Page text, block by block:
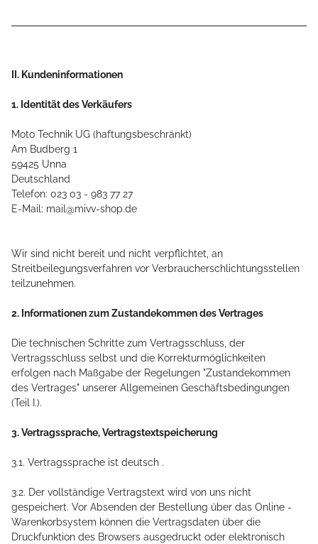
II. Kundeninformationen
1. Identität des Verkäufers
Moto Technik UG (haftungsbeschränkt)
Am Budberg 1
59425 Unna
Deutschland
Telefon: 023 03 - 983 77 27
E-Mail: mail@mivv-shop.de
Wir sind nicht bereit und nicht verpflichtet, an
Streitbeilegungsverfahren vor Verbraucherschlichtungsstellen
teilzunehmen.
2. Informationen zum Zustandekommen des Vertrages
Die technischen Schritte zum Vertragsschluss, der
Vertragsschluss selbst und die Korrekturmöglichkeiten
erfolgen nach Maßgabe der Regelungen "Zustandekommen
des Vertrages" unserer Allgemeinen Geschäftsbedingungen
(Teil I.).
3. Vertragssprache, Vertragstextspeicherung
3.1. Vertragssprache ist deutsch .
3.2. Der vollständige Vertragstext wird von uns nicht
gespeichert. Vor Absenden der Bestellung über das Online -
Warenkorbsystem können die Vertragsdaten über die
Druckfunktion des Browsers ausgedruckt oder elektronisch